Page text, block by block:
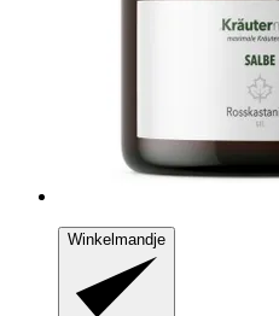
Winkelmandje